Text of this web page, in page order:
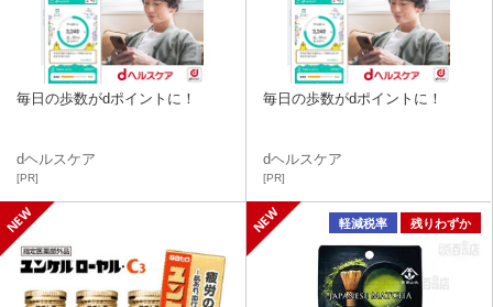
毎日の歩数がdポイントに！
dヘルスケア
[PR]
毎日の歩数がdポイントに！
dヘルスケア
[PR]
軽減税率 残りわずか